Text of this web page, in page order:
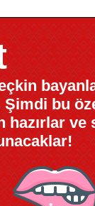
bu
hazırlar ve